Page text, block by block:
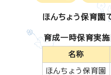
ほんちょう保育園
育成一時保育実
名称
ほんちょう保育園